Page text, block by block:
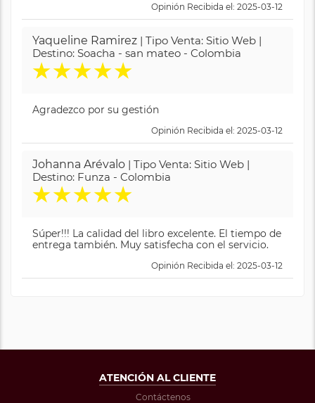
Opinión Recibida el: 2025-03-12
Yaqueline Ramirez | Tipo Venta: Sitio Web |
Destino: Soacha - san mateo - Colombia
★★★★★
Agradezco por su gestión
Opinión Recibida el: 2025-03-12
Johanna Arévalo | Tipo Venta: Sitio Web |
Destino: Funza - Colombia
★★★★★
Súper!!! La calidad del libro excelente. El tiempo de
entrega también. Muy satisfecha con el servicio.
Opinión Recibida el: 2025-03-12
ATENCIÓN AL CLIENTE
Contáctenos